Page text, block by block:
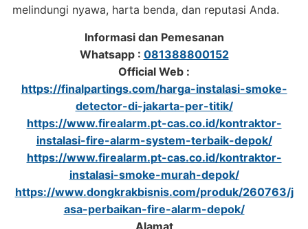
melindungi nyawa, harta benda, dan reputasi Anda.
Informasi dan Pemesanan
Whatsapp : 081388800152
Official Web :
https://finalpartings.com/harga-instalasi-smoke-
detector-di-jakarta-per-titik/
https://www.firealarm.pt-cas.co.id/kontraktor-
instalasi-fire-alarm-system-terbaik-depok/
https://www.firealarm.pt-cas.co.id/kontraktor-
instalasi-smoke-murah-depok/
https://www.dongkrakbisnis.com/produk/260763/j
asa-perbaikan-fire-alarm-depok/
Alamat